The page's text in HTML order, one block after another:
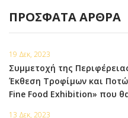
ΠΡΌΣΦΑΤΑ ΆΡΘΡΑ
19 Δεκ, 2023
Συμμετοχή της
Έκθεση Τροφίμων και
Fine Food Exhibition» που
13 Δεκ, 2023